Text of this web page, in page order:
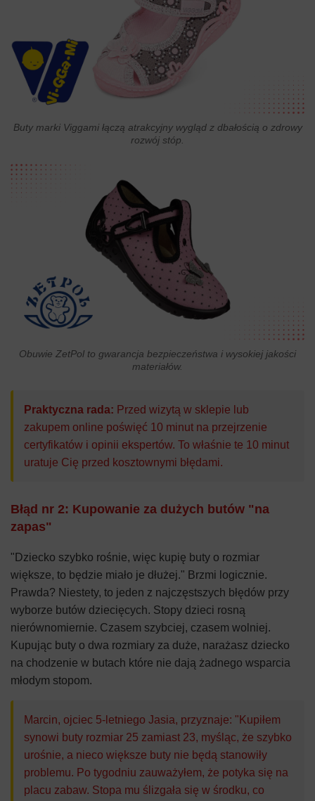
Buty marki Viggami łączą atrakcyjny wygląd z dbałością o zdrowy
rozwój stóp.
Obuwie ZetPol to gwarancja bezpieczeństwa i wysokiej jakości
materiałów.
Praktyczna rada: Przed wizytą w sklepie lub
zakupem online poświęć 10 minut na przejrzenie
certyfikatów i opinii ekspertów. To właśnie te 10 minut
uratuje Cię przed kosztownymi błędami.
Błąd nr 2: Kupowanie za dużych butów "na
zapas"
"Dziecko szybko rośnie, więc kupię buty o rozmiar
większe, to będzie miało je dłużej." Brzmi logicznie.
Prawda? Niestety, to jeden z najczęstszych błędów przy
wyborze butów dziecięcych. Stopy dzieci rosną
nierównomiernie. Czasem szybciej, czasem wolniej.
Kupując buty o dwa rozmiary za duże, narażasz dziecko
na chodzenie w butach które nie dają żadnego wsparcia
młodym stopom.
Marcin, ojciec 5-letniego Jasia, przyznaje: "Kupiłem
synowi buty rozmiar 25 zamiast 23, myśląc, że szybko
urośnie, a nieco większe buty nie będą stanowiły
problemu. Po tygodniu zauważyłem, że potyka się na
placu zabaw. Stopa mu ślizgała się w środku, co